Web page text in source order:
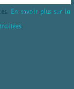
En savoir plus sur la
.